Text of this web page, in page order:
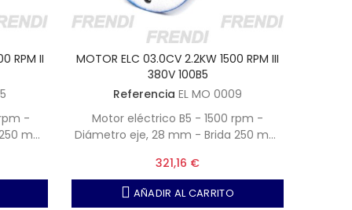
RPM II
-
mm
MOTOR ELC 03.0CV 2.2KW 1500 RPM III
380V 100B5
Referencia EL MO 0009
Motor eléctrico B5 - 1500 rpm -
Diámetro eje, 28 mm - Brida 250 mm
321,16 €
AÑADIR AL CARRITO